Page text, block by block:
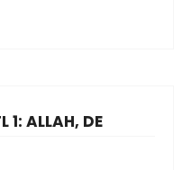
1: ALLAH, DE